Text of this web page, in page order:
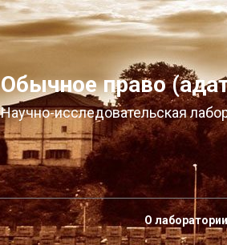
Обычное право
Научно-исследовательская
О лаборатории